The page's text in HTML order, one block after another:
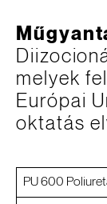
melyek
Európai
oktatás
PU 600